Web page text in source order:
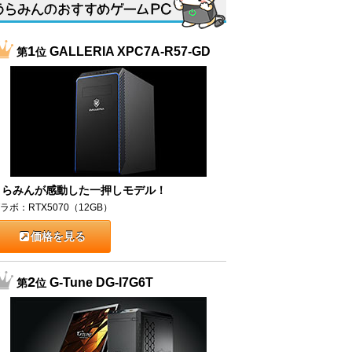
第1位GALLERIA XPC7A-R57-GD
みんが感動した一押しモデル！
ボ：RTX5070（12GB）
価格を見る
第2位G-Tune DG-I7G6T